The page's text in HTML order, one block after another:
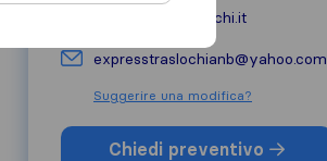
anbexpresstraslochi.it
expresstraslochianb@yahoo.com
Suggerire una modifica?
Chiedi preventivo